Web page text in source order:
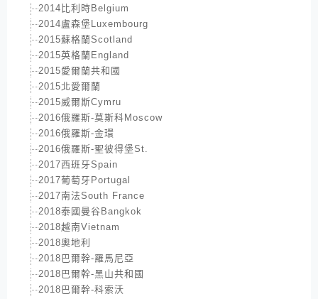
2014比利時Belgium
2014盧森堡Luxembourg
2015蘇格蘭Scotland
2015英格蘭England
2015愛爾蘭共和國
2015北愛爾蘭
2015威爾斯Cymru
2016俄羅斯-莫斯科Moscow
2016俄羅斯-金環
2016俄羅斯-聖彼得堡St.
2017西班牙Spain
2017葡萄牙Portugal
2017南法South France
2018泰國曼谷Bangkok
2018越南Vietnam
2018奧地利
2018巴爾幹-羅馬尼亞
2018巴爾幹-黑山共和國
2018巴爾幹-科索沃